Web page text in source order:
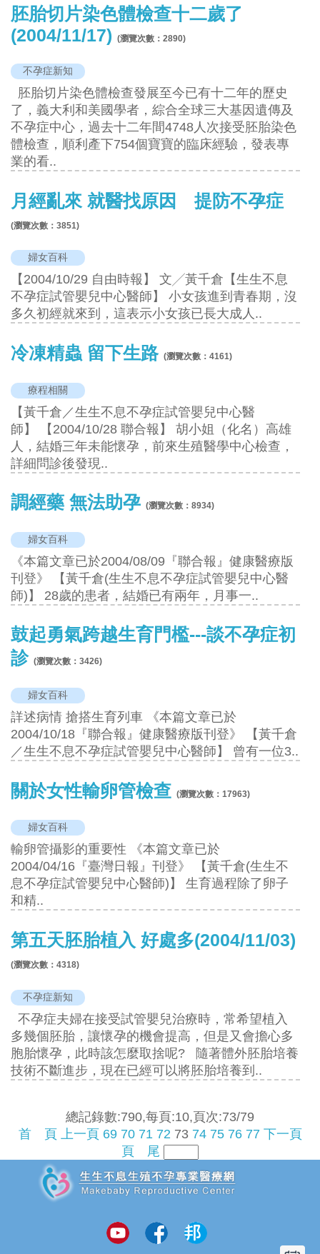
胚胎切片染色體檢查十二歲了
(2004/11/17) (瀏覽次數：2890)
不孕症新知
胚胎切片染色體檢查發展至今已有十二年的歷史
了，義大利和美國學者，綜合全球三大基因遺傳及
不孕症中心，過去十二年間4748人次接受胚胎染色
體檢查，順利產下754個寶寶的臨床經驗，發表專
業的看..
月經亂來 就醫找原因 提防不孕症
(瀏覽次數：3851)
婦女百科
【2004/10/29 自由時報】 文╱黃千倉【生生不息
不孕症試管嬰兒中心醫師】 小女孩進到青春期，沒
多久初經就來到，這表示小女孩已長大成人..
冷凍精蟲 留下生路 (瀏覽次數：4161)
療程相關
【黃千倉／生生不息不孕症試管嬰兒中心醫
師】 【2004/10/28 聯合報】 胡小姐（化名）高雄
人，結婚三年未能懷孕，前來生殖醫學中心檢查，
詳細問診後發現..
調經藥 無法助孕(瀏覽次數：8934)
婦女百科
《本篇文章已於2004/08/09『聯合報』健康醫療版
刊登》 【黃千倉(生生不息不孕症試管嬰兒中心醫
師)】 28歲的患者，結婚已有兩年，月事一..
鼓起勇氣跨越生育門檻---談不孕症初
診 (瀏覽次數：3426)
婦女百科
詳述病情 搶搭生育列車 《本篇文章已於
2004/10/18『聯合報』健康醫療版刊登》 【黃千倉
／生生不息不孕症試管嬰兒中心醫師】 曾有一位3..
關於女性輸卵管檢查 (瀏覽次數：17963)
婦女百科
輸卵管攝影的重要性 《本篇文章已於
2004/04/16『臺灣日報』刊登》 【黃千倉(生生不
息不孕症試管嬰兒中心醫師)】 生育過程除了卵子
和精..
第五天胚胎植入 好處多(2004/11/03)
(瀏覽次數：4318)
不孕症新知
不孕症夫婦在接受試管嬰兒治療時，常希望植入
多幾個胚胎，讓懷孕的機會提高，但是又會擔心多
胞胎懷孕，此時該怎麼取捨呢? 隨著體外胚胎培養
技術不斷進步，現在已經可以將胚胎培養到..
總記錄數:790,每頁:10,頁次:73/79
首 頁
上一頁 69 70 71 72 73 74 75 76 77 下一頁
頁 尾